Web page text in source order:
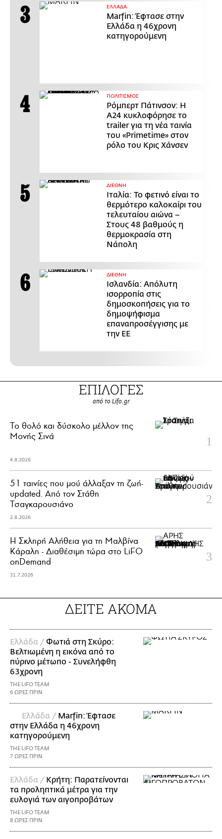
ΕΛΛΑΔΑ
Marfin: Έφτασε στην
Ελλάδα η 46χρονη
κατηγορούμενη
ΠΟΛΙΤΙΣΜΟΣ
Ρόμπερτ Πάτινσον: Η
Α24 κυκλοφόρησε το
trailer για τη νέα ταινία
του «Primetime» στον
ρόλο του Κρις Χάνσεν
ΔΙΕΘΝΗ
Ιταλία: Το φετινό είναι το
θερμότερο καλοκαίρι του
τελευταίου αιώνα –
Στους 48 βαθμούς η
θερμοκρασία στη
Νάπολη
ΔΙΕΘΝΗ
Ισλανδία: Απόλυτη
ισορροπία στις
δημοσκοπήσεις για το
δημοψήφισμα
επαναπροσέγγισης με
την ΕΕ
ΕΠΙΛΟΓΕΣ
από το Lifo.gr
Το θολό και δύσκολο μέλλον της
Μονής Σινά
4.8.2026
51 ταινίες που μού άλλαξαν τη ζωή-
updated. Aπό τον Στάθη
Τσαγκαρουσιάνο
2.8.2026
Η Σκληρή Αλήθεια για τη Μαλβίνα
Κάραλη - Διαθέσιμη τώρα στo LiFO
onDemand
31.7.2026
ΔΕΙΤΕ ΑΚΟΜΑ
Ελλάδα / Φωτιά στη Σκύρο:
Βελτιωμένη η εικόνα από το
πύρινο μέτωπο - Συνελήφθη
63χρονη
THE LIFO TEAM
6 ΩΡΕΣ ΠΡΙΝ
Ελλάδα / Marfin: Έφτασε
στην Ελλάδα η 46χρονη
κατηγορούμενη
THE LIFO TEAM
7 ΩΡΕΣ ΠΡΙΝ
Ελλάδα / Κρήτη: Παρατείνονται
τα προληπτικά μέτρα για την
ευλογιά των αιγοπροβάτων
THE LIFO TEAM
8 ΩΡΕΣ ΠΡΙΝ